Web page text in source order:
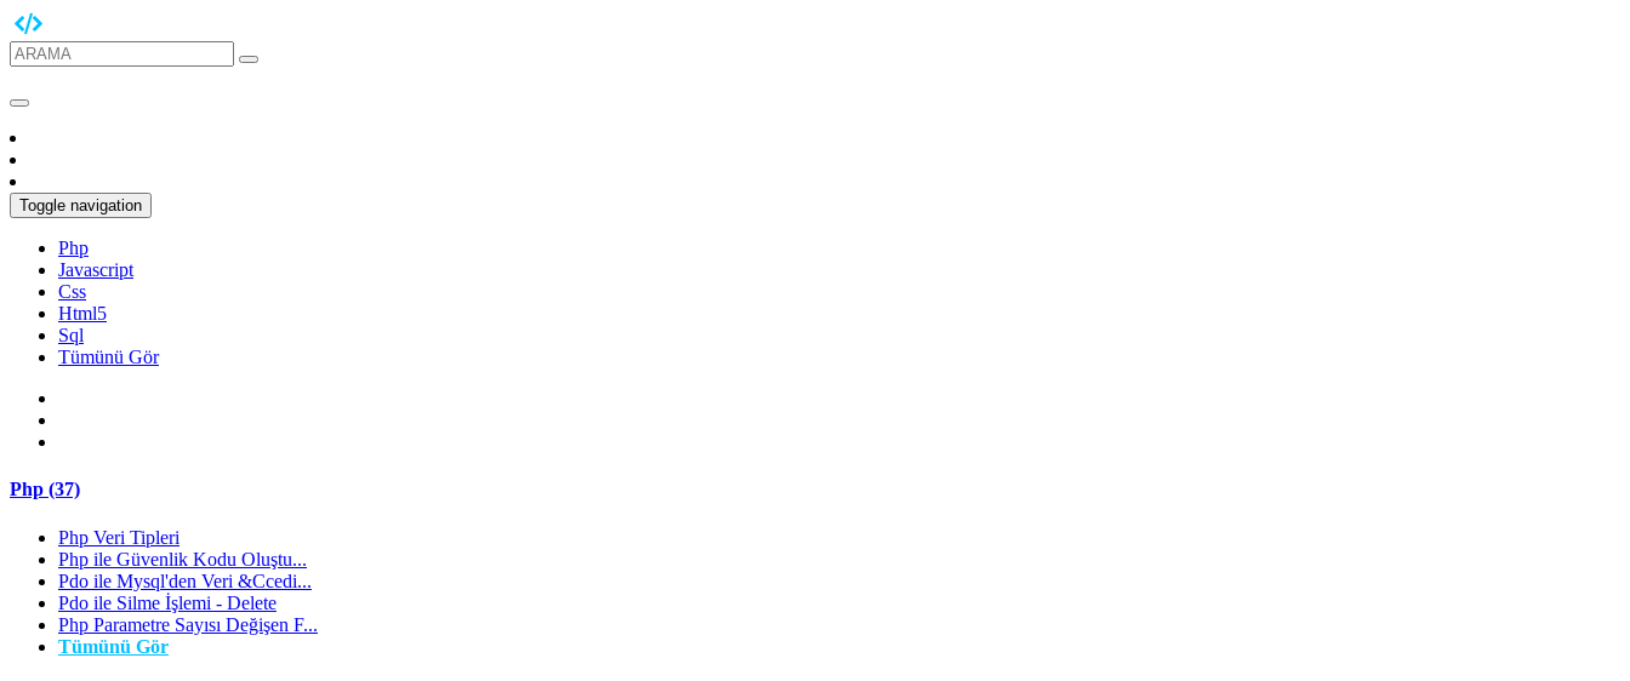
Toggle navigation
Php
Javascript
Css
Html5
Sql
Tümünü Gör
Php (37)
Php Veri Tipleri
Php ile Güvenlik Kodu Oluştu...
Pdo ile Mysql'den Veri &Ccedi...
Pdo ile Silme İşlemi - Delete
Php Parametre Sayısı Değişen F...
Tümünü Gör